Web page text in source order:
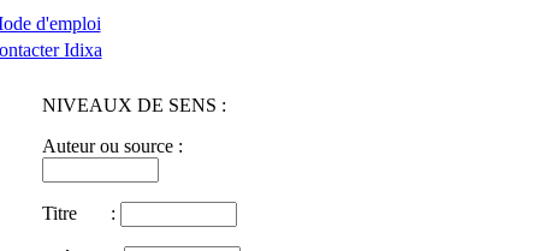
d'emploi
Idixa
NIVEAUX DE SENS :
Auteur ou source :
Titre :